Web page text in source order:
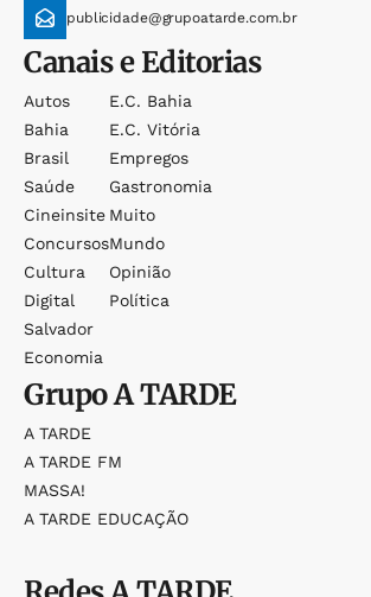
publicidade@grupoatarde.com.br
Canais e Editorias
Autos
Bahia
Brasil
Saúde
Cineinsite
Concursos
Cultura
Digital
Salvador
Economia
E.c. Bahia
E.c. Vitória
Empregos
Gastronomia
Muito
Mundo
Opinião
Política
GrupoA TARDE
A TARDE
A TARDE FM
MASSA!
A TARDE EDUCAÇÃO